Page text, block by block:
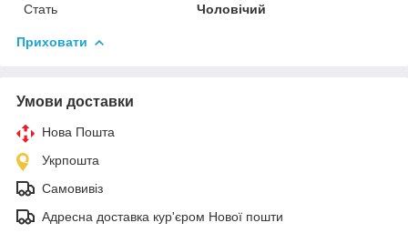
Стать
Чоловічий
Приховати
Умови доставки
Нова Пошта
Укрпошта
Самовивіз
Адресна доставка кур'єром Нової пошти